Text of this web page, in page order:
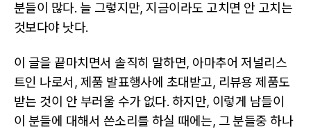
분들이 많다. 늘 그렇지만, 지금이라도 고치면 안 고치는
것보다야 낫다.
이 글을 끝마치면서 솔직히 말하면, 아마추어 저널리스
트인 나로서, 제품 발표행사에 초대받고, 리뷰용 제품도
받는 것이 안 부러울 수가 없다. 하지만, 이렇게 남들이
이 분들에 대해서 쓴소리를 하실 때에는, 그 분들중 하나